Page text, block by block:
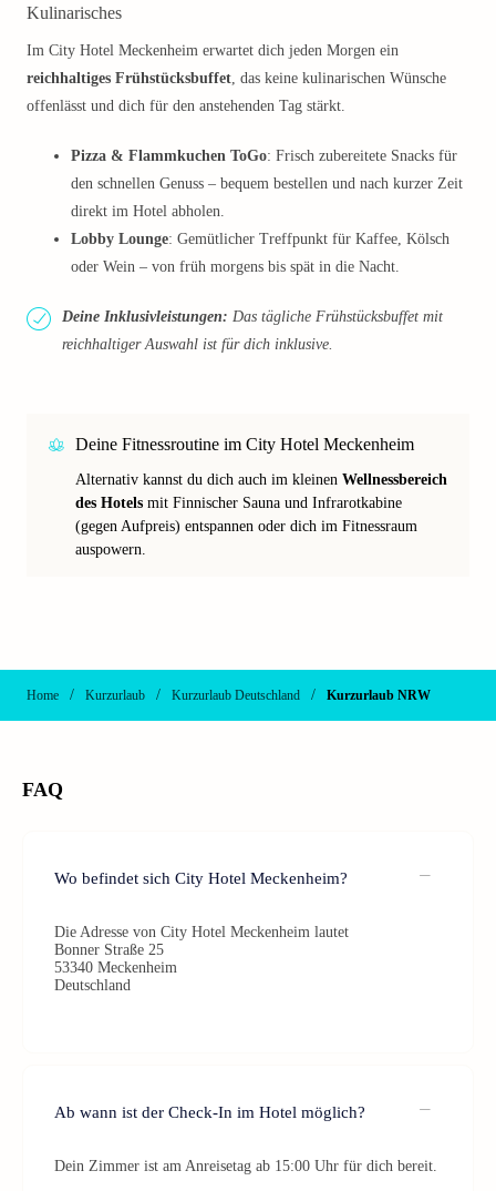
Kulinarisches
Im City Hotel Meckenheim erwartet dich jeden Morgen ein
reichhaltiges Frühstücksbuffet, das keine kulinarischen Wünsche
offenlässt und dich für den anstehenden Tag stärkt.
Pizza & Flammkuchen ToGo: Frisch zubereitete Snacks für
den schnellen Genuss – bequem bestellen und nach kurzer Zeit
direkt im Hotel abholen.
Lobby Lounge: Gemütlicher Treffpunkt für Kaffee, Kölsch
oder Wein – von früh morgens bis spät in die Nacht.
Deine Inklusivleistungen: Das tägliche Frühstücksbuffet mit
reichhaltiger Auswahl ist für dich inklusive.
Deine Fitnessroutine im City Hotel Meckenheim
Alternativ kannst du dich auch im kleinen Wellnessbereich
des Hotels mit Finnischer Sauna und Infrarotkabine
(gegen Aufpreis) entspannen oder dich im Fitnessraum
auspowern.
Home / Kurzurlaub / Kurzurlaub Deutschland / Kurzurlaub NRW
FAQ
Wo befindet sich City Hotel Meckenheim?
Die Adresse von City Hotel Meckenheim lautet
Bonner Straße 25
53340 Meckenheim
Deutschland
Ab wann ist der Check-In im Hotel möglich?
Dein Zimmer ist am Anreisetag ab 15:00 Uhr für dich bereit.